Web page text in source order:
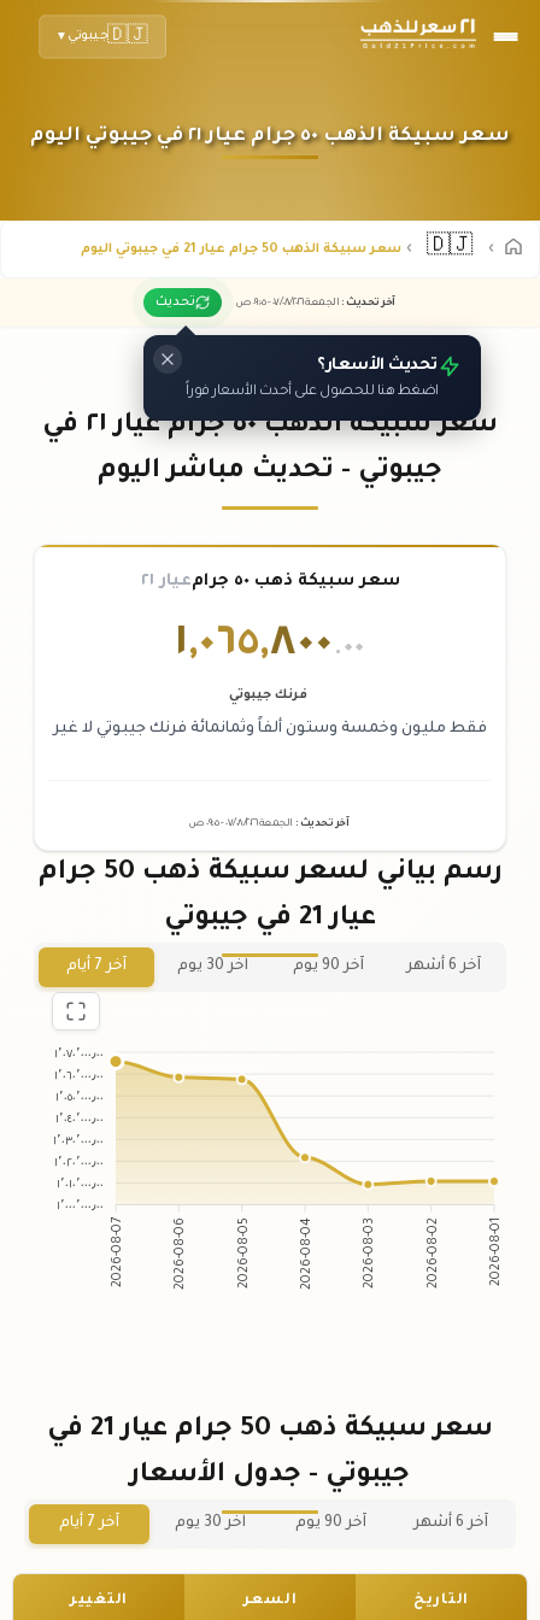
🇩🇯جيبوتي ▼
سعر سبيكة الذهب ٥٠ جرام عيار ٢١ في جيبوتي اليوم
🇩🇯 سعر سبيكة الذهب 50 جرام عيار 21 في جيبوتي اليوم
آخر تحديث : الجمعة ٠٧ /٠٨/٢٠٢٦ - ٠٩:٠٥ ص تحديث
تحديث الأسعار؟
اضغط هنا للحصول على أحدث الأسعار فوراً
سعر سبيكة الذهب ٥٠ جرام عيار ٢١ في
جيبوتي - تحديث مباشر اليوم
سعر سبيكة ذهب ٥٠ جرام عيار ٢١
١,٠٦٥,٨٠٠ .٠٠
فرنك جيبوتي
فقط مليون وخمسة وستون ألفاً وثمانمائة فرنك جيبوتي لا غير
آخر تحديث : الجمعة ٠٧ /٠٨/٢٠٢٦ - ٠٩:٠٥ ص
رسم بياني لسعر سبيكة ذهب 50 جرام
عيار 21 في جيبوتي
آخر 6 أشهر آخر 90 يوم آخر 30 يوم آخر 7 أيام
١٬٠٧٠٬٠٠٠٫٠٠
١٬٠٦٠٬٠٠٠٫٠٠
١٬٠٥٠٬٠٠٠٫٠٠
١٬٠٤٠٬٠٠٠٫٠٠
١٬٠٣٠٬٠٠٠٫٠٠
١٬٠٢٠٬٠٠٠٫٠٠
١٬٠١٠٬٠٠٠٫٠٠
١٬٠٠٠٬٠٠٠٫٠٠
2026-08-07 2026-08-06 2026-08-05 2026-08-04 2026-08-03 2026-08-02 2026-08-01
سعر سبيكة ذهب 50 جرام عيار 21 في
جيبوتي - جدول الأسعار
آخر 6 أشهر آخر 90 يوم آخر 30 يوم آخر 7 أيام
التاريخ السعر التغيير